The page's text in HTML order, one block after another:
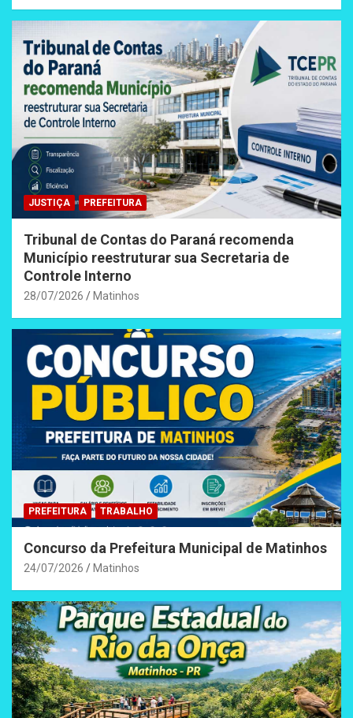
JUSTIÇA PREFEITURA
Tribunal de Contas do Paraná recomenda
Município reestruturar sua Secretaria de
Controle Interno
28/07/2026 Matinhos
PREFEITURA TRABALHO
Concurso da Prefeitura Municipal de Matinhos
24/07/2026 Matinhos